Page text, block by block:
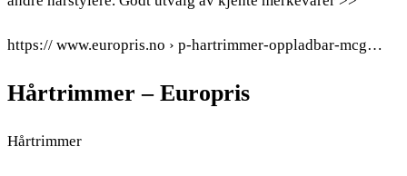
https:// www.europris.no › p-hartrimmer-oppladbar-mcg…
Hårtrimmer – Europris
Hårtrimmer